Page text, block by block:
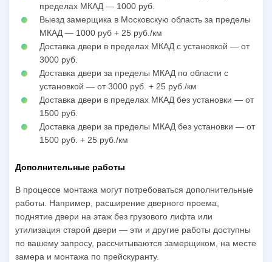
пределах МКАД — 1000 руб.
Выезд замерщика в Московскую область за пределы
МКАД — 1000 руб + 25 руб./км
Доставка двери в пределах МКАД с установкой — от
3000 руб.
Доставка двери за пределы МКАД по области с
установкой — от 3000 руб. + 25 руб./км
Доставка двери в пределах МКАД без установки — от
1500 руб.
Доставка двери за пределы МКАД без установки — от
1500 руб. + 25 руб./км
Дополнительные работы
В процессе монтажа могут потребоваться дополнительные
работы. Например, расширение дверного проема,
поднятие двери на этаж без грузового лифта или
утилизация старой двери — эти и другие работы доступны
по вашему запросу, рассчитываются замерщиком, на месте
замера и монтажа по прейскуранту.